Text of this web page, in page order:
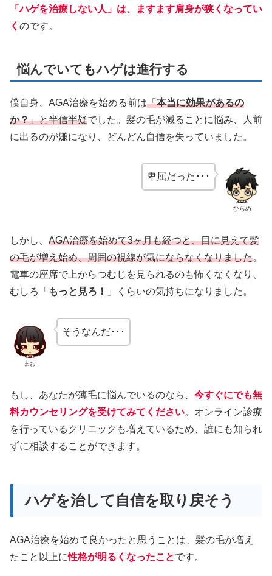
「ハゲを治療しない人」は、ますます肩身が狭くなってい
く のです。
悩んでいてもハゲは進行する
僕自身、AGA治療を始める前は「本当に効果があるの
か？」と半信半疑でした。髪の毛が減ることに悩み、人前
に出るのが嫌になり、どんどん自信を失っていました。
ひらめ
卑屈だった･･･
しかし、 AGA治療を始めて3ヶ月も経つと、目に見えて髪
の毛が増え始め、周囲の視線が気にならなくなりました。
電車の座席で上からつむじを見られるのも怖くなくなり、
むしろ「 もっと見ろ！ 」くらいの気持ちになりました。
まお
そうなんだ･･･
もし、あなたが薄毛に悩んでいるのなら、 今すぐにでも無
料カウンセリングを受けてみてください。オンライン診療
を行っているクリニックも増えているため、誰にも知られ
ずに相談することができます。
ハゲを治して自信を取り戻そう
AGA治療を始めて良かったと思うことは、髪の毛が増え
たこと以上に性格が明るくなったことです。